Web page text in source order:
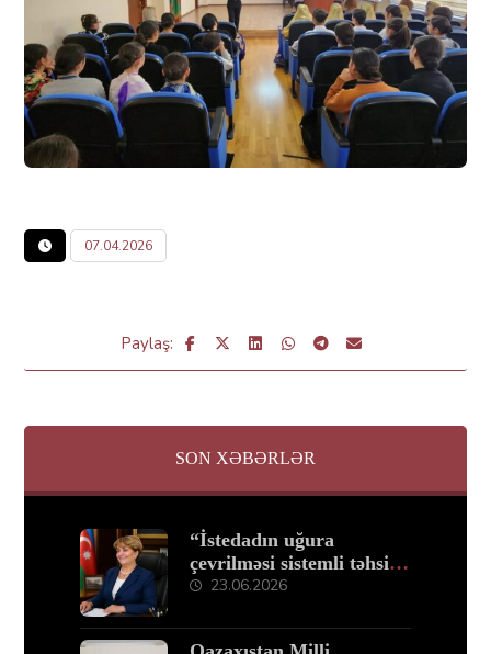
07.04.2026
SON XƏBƏRLƏR
“İstedadın uğura
çevrilməsi sistemli təhsil
və peşəkar hazırlıqdan
23.06.2026